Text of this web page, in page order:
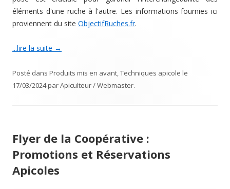
éléments d'une ruche à l'autre. Les informations fournies ici
proviennent du site ObjectifRuches.fr.
...lire la suite →
Posté dans Produits mis en avant,Techniques apicole le
17/03/2024parApiculteur / Webmaster.
Flyer de la Coopérative :
Promotions et Réservations
Apicoles